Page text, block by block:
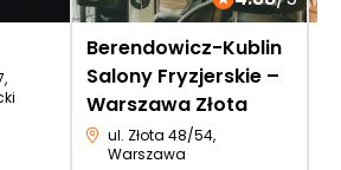
Berendowicz-Kublin
Salony Fryzjerskie –
Warszawa Złota
ul. Złota 48/54,
Warszawa